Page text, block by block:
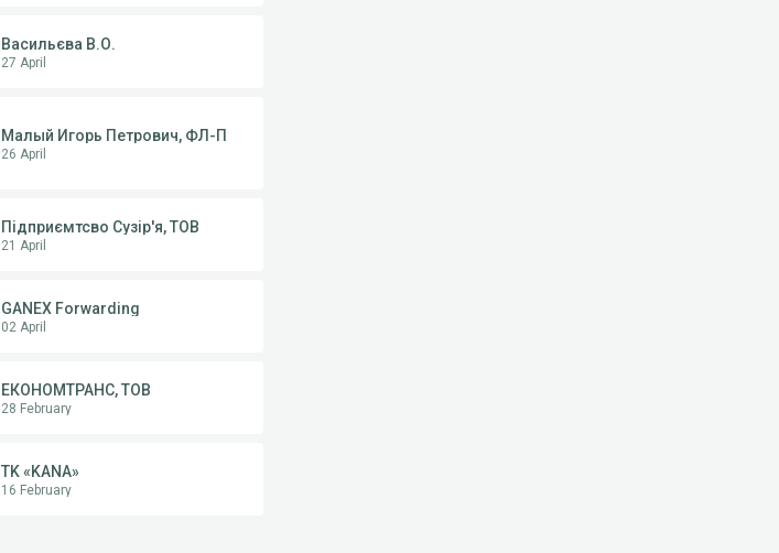
Васильєва В.О.
27 April
Малый Игорь Петрович, ФЛ-П
26 April
Підприємтсво Сузір'я, ТОВ
21 April
GANEX Forwarding
02 April
ЕКОНОМТРАНС, ТОВ
28 February
ТK «KANA»
16 February